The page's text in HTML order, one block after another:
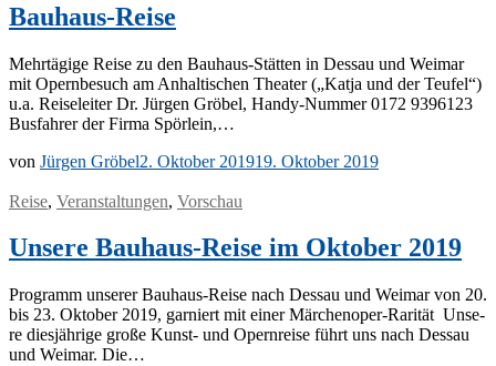
Bauhaus-Reise
Mehr­tä­gi­ge Rei­se zu den Bau­haus-Stä­t­­ten in Des­sau und Wei­mar
mit Opern­be­such am An­hal­ti­schen Thea­ter („Kat­ja und der Teu­fel“)
u.a. Rei­se­lei­ter Dr. Jür­gen Grö­bel, Han­­dy-Num­­mer 0172 9396123
Bus­fah­rer der Fir­ma Spörlein,…
von Jürgen Gröbel2. Oktober 201919. Oktober 2019
Reise, Veranstaltungen, Vorschau
Unsere Bauhaus-Reise im Oktober 2019
Pro­gramm un­se­rer Bau­haus-Rei­­se nach Des­sau und Wei­mar von 20.
bis 23. Ok­to­ber 2019, gar­niert mit ei­ner Mär­chen­oper-Ra­ri­tät Un­se­
re dies­jäh­ri­ge gro­ße Kunst- und Opern­rei­se führt uns nach Des­sau
und Wei­mar. Die…